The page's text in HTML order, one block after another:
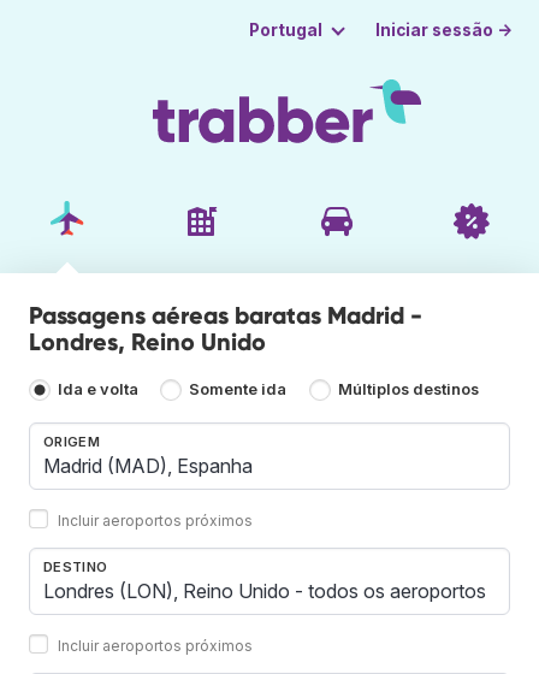
Portugal Iniciar sessão →
Passagens aéreas baratas Madrid -
Londres, Reino Unido
Ida e volta Somente ida Múltiplos destinos
ORIGEM
Incluir aeroportos próximos
DESTINO
Incluir aeroportos próximos